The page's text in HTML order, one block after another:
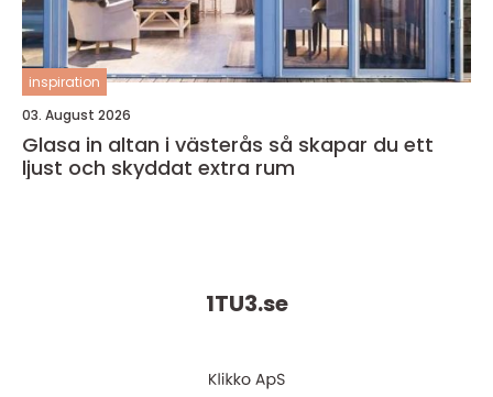
inspiration
03. August 2026
Glasa in altan i västerås så skapar du ett
ljust och skyddat extra rum
1TU3.se